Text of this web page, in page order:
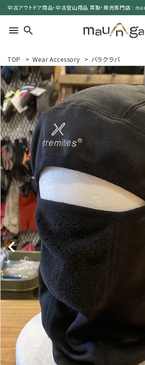
中古アウトドア用品・中古登山用品 買取・販売専門店 :
menu search
search
カテゴリーで選ぶ
サイズで選ぶ
特集で選ぶ
価格で選ぶ
買取案内
レンタル・修理
店舗情報
POLICY
INFORMATION
ACCOUNT MENU
ようこそ ゲスト 様
TOP > Wear Accessory > バラクラバ